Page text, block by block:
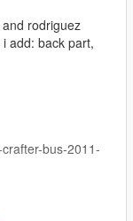
rodriguez
add: back part,
bus-2011-